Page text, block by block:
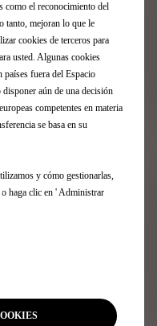
le musée du Louvre
Mécène. En cette fin
» a été gravé dans le
Pyramide.
le savoir-faire
la Marque
avec le musée du
hommes de DS
la quête de
como el reconocimiento del
tanto, mejoran lo que le
cookies de terceros para
usted. Algunas cookies
países fuera del Espacio
aún de una decisión
competentes en materia
se basa en su
y cómo gestionarlas,
o haga clic en ' Administrar